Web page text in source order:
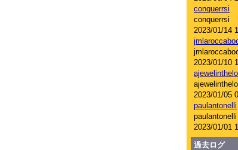
conquerrsi
conquerrsi
2023/01/14
2023/01/10
2023/01/05
paulantonelli
paulantonelli
2023/01/01
過去ログ